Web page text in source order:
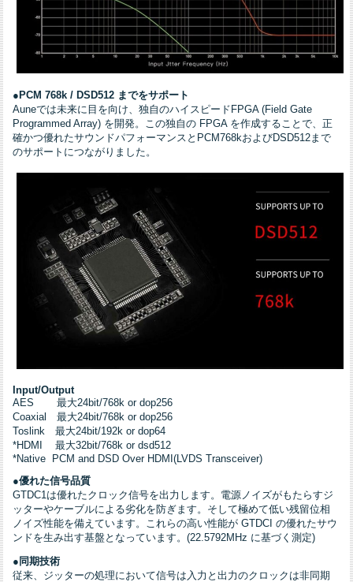
●PCM 768k / DSD512 までをサポート
Auneでは未来に目を向け、独自のハイスピードFPGA (Field Gate
Programmed Array) を開発。この独自の FPGA を作成することで、正
確かつ優れたサウンドパフォーマンスとPCM768kおよびDSD512まで
のサポートにつながりました。
Input/Output
AES 最大24bit/768k or dop256
Coaxial 最大24bit/768k or dop256
Toslink 最大24bit/192k or dop64
*HDMI 最大32bit/768k or dsd512
*Native PCM and DSD Over HDMI(LVDS Transceiver)
●優れた信号品質
GTDC1は優れたクロック信号を出力します。電源ノイズがもたらすジ
ッターやケーブルによる劣化を防ぎます。そして極めて低い残留位相
ノイズ性能を備えています。これらの高い性能が GTDCI の優れたサウ
ンドを生み出す基盤となっています。(22.5792MHz に基づく測定)
●同期技術
従来、ジッターの処理において信号は入力と出力のクロックは非同期